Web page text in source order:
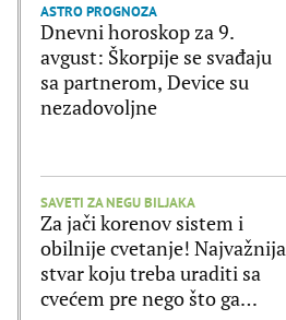
ASTRO PROGNOZA
Dnevni horoskop za 9.
avgust: Škorpije se svađaju
sa partnerom, Device su
nezadovoljne
SAVETI ZA NEGU BILJAKA
Za jači korenov sistem i
obilnije cvetanje! Najvažnija
stvar koju treba uraditi sa
cvećem pre nego što ga